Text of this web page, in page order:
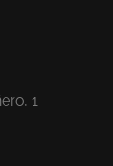
1